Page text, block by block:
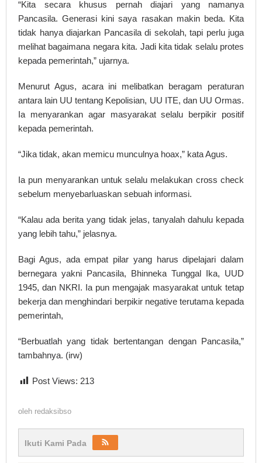
“Kita secara khusus pernah diajari yang namanya
Pancasila. Generasi kini saya rasakan makin beda. Kita
tidak hanya diajarkan Pancasila di sekolah, tapi perlu juga
melihat bagaimana negara kita. Jadi kita tidak selalu protes
kepada pemerintah,” ujarnya.
Menurut Agus, acara ini melibatkan beragam peraturan
antara lain UU tentang Kepolisian, UU ITE, dan UU Ormas.
Ia menyarankan agar masyarakat selalu berpikir positif
kepada pemerintah.
“Jika tidak, akan memicu munculnya hoax,” kata Agus.
Ia pun menyarankan untuk selalu melakukan cross check
sebelum menyebarluaskan sebuah informasi.
“Kalau ada berita yang tidak jelas, tanyalah dahulu kepada
yang lebih tahu,” jelasnya.
Bagi Agus, ada empat pilar yang harus dipelajari dalam
bernegara yakni Pancasila, Bhinneka Tunggal Ika, UUD
1945, dan NKRI. Ia pun mengajak masyarakat untuk tetap
bekerja dan menghindari berpikir negative terutama kepada
pemerintah,
“Berbuatlah yang tidak bertentangan dengan Pancasila,”
tambahnya. (irw)
Post Views: 213
oleh redaksibso
Ikuti Kami Pada